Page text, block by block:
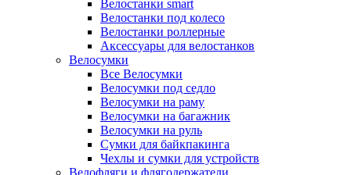
Велостанки smart
Велостанки под колесо
Велостанки роллерные
Аксессуары для велостанков
Велосумки
Все Велосумки
Велосумки под седло
Велосумки на раму
Велосумки на багажник
Велосумки на руль
Сумки для байкпакинга
Чехлы и сумки для устройств
Велофляги и флягодержатели